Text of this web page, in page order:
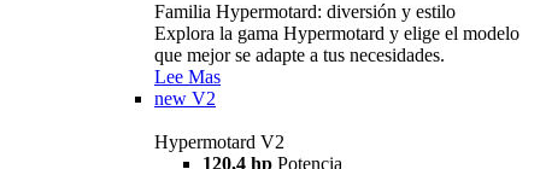
Familia Hypermotard: diversión y estilo
Explora la gama Hypermotard y elige el modelo
que mejor se adapte a tus necesidades.
Lee Mas
new V2
Hypermotard V2
120,4 hp Potencia